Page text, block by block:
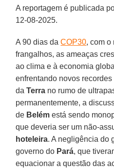
A reportagem é publicada
12-08-2025.
A 90 dias daCOP30, com o
frangalhos, as ameaças
ao clima e à economia
enfrentando novos
daTerra no rumo de
permanentemente, a
de Belém está sendo
que deveria ser um não-
hoteleira. A negligência do
governo do Pará, que
equacionar a questão das